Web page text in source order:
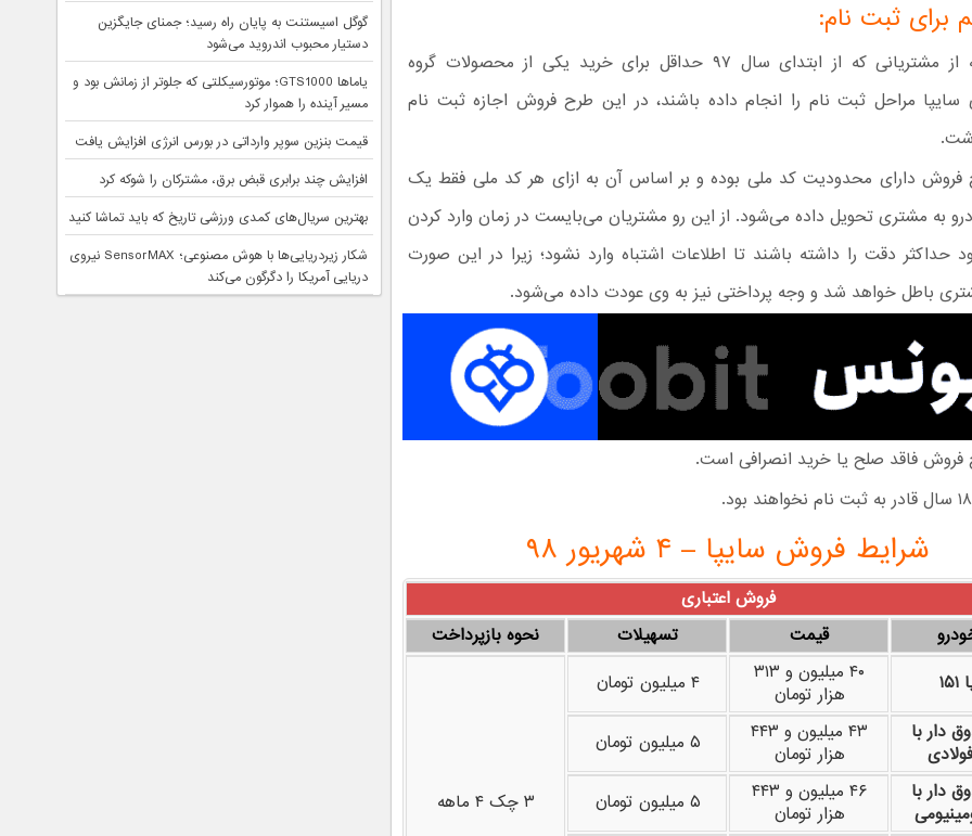
برای ثبت نام:
آن دسته از مشتریانی که از ابتدای سال ۹۷ حداقل برای خرید یکی از محصولات گروه
سایپا مراحل ثبت نام را انجام داده باشند، در این طرح فروش اجازه ثبت نام
فروش دارای محدودیت کد ملی بوده و بر اساس آن به ازای هر کد ملی فقط یک
به مشتری تحویل داده می‌شود. از این رو مشتریان می‌بایست در زمان وارد کردن
حداکثر دقت را داشته باشند تا اطلاعات اشتباه وارد نشود؛ زیرا در این صورت
باطل خواهد شد و وجه پرداختی نیز به وی عودت داده می‌شود.
فروش فاقد صلح یا خرید انصرافی است.
شرایط فروش سایپا – ۴ شهریور ۹۸
فروش اعتباری
قیمت تسهیلات
نحوه بازپرداخت
۴۰ میلیون و ۳۱۳
هزار تومان
۴ میلیون تومان
۳ چک ۴ ماهه
دار با
۴۳ میلیون و ۴۴۳
هزار تومان
۵ میلیون تومان
دار با
۴۶ میلیون و ۴۴۳
هزار تومان
۵ میلیون تومان
گوگل اسیستنت به پایان راه رسید؛ جمنای جایگزین
دستیار محبوب اندروید می‌شود
یاماها GTS1000؛ موتورسیکلتی که جلوتر از زمانش بود و
مسیر آینده را هموار کرد
قیمت بنزین سوپر وارداتی در بورس انرژی افزایش یافت
افزایش چند برابری قبض برق، مشترکان را شوکه کرد
بهترین سریال‌های کمدی ورزشی تاریخ که باید تماشا کنید
شکار زیردریایی‌ها با هوش مصنوعی؛ SensorMAX نیروی
دریایی آمریکا را دگرگون می‌کند